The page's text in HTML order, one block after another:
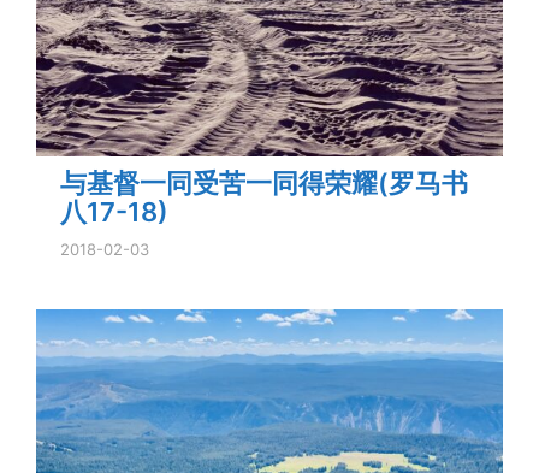
与基督一同受苦一同得荣耀(罗马书
八17-18)
2018-02-03